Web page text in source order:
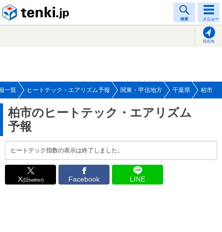
検索 メニュー
現在地
一覧 ヒートテック・エアリズム予報 関東・甲信地方 千葉県 柏市
柏市のヒートテック・エアリズム
予報
ヒートテック指数の表示は終了しました。
X(旧twitter) Facebook LINE